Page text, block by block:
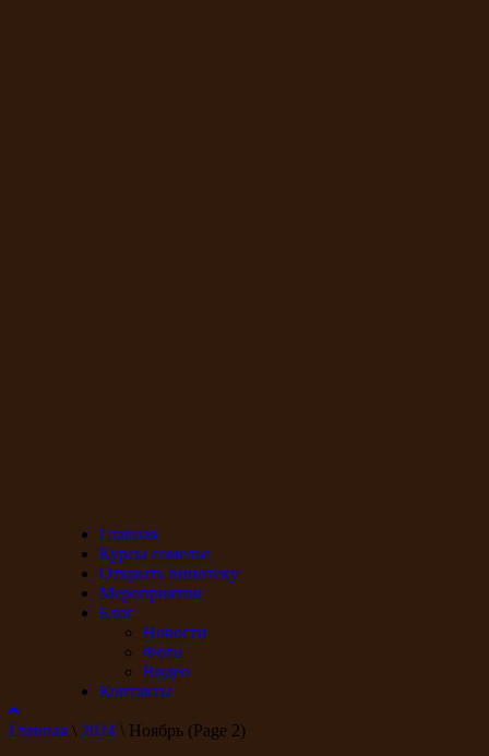
Главная
Курсы сомелье
Открыть винотеку
Мероприятия
Блог
Новости
Фото
Видео
Контакты
Главная \ 2024 \ Ноябрь (Page 2)